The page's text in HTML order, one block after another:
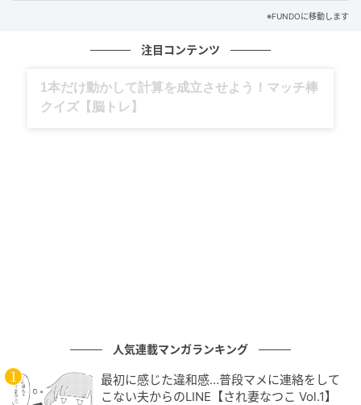
※FUNDOに移動します
注目コンテンツ
グルメ、ギャグ、子育て、旅行記……全部、読
めます。
人気連載マンガランキング
最初に感じた違和感…普段マメに連絡をして
こない夫からのLINE【され妻なつこ Vol.1】